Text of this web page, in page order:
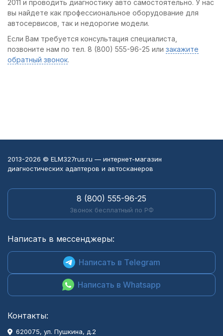
2011 и проводить диагностику авто самостоятельно. У нас
вы найдете как профессиональное оборудование для
автосервисов, так и недорогие модели.
Если Вам требуется консультация специалиста,
позвоните нам по тел. 8 (800) 555-96-25 или закажите
обратный звонок.
2013-2026 © ELM327rus.ru — интернет-магазин
диагностических адаптеров и автосканеров
8 (800) 555-96-25
Звонок бесплатный по РФ
Написать в мессенджеры:
Написать в Telegram
Написать в Whatsapp
Контакты:
620075, ул. Пушкина, д.2